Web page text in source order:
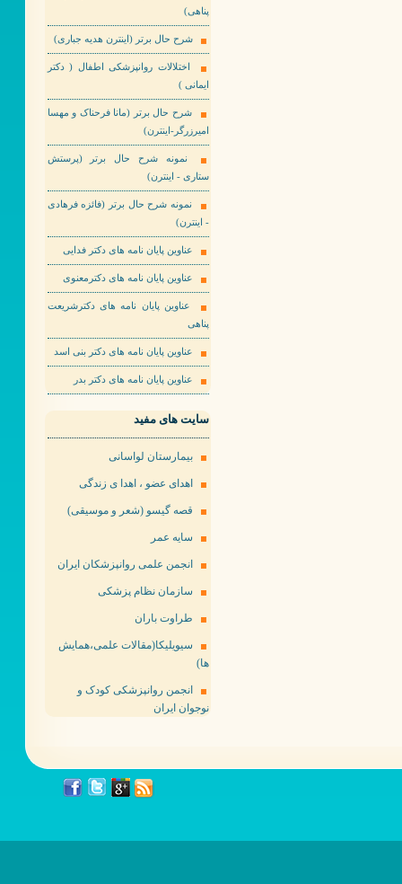
پناهی)
شرح حال برتر (اینترن هدیه جباری)
اختلالات روانپزشکی اطفال ( دکتر
ایمانی )
شرح حال برتر (مانا فرحناک و مهسا
امیرزرگر-اینترن)
نمونه شرح حال برتر (پرستش
ستاری - اینترن)
نمونه شرح حال برتر (فائزه فرهادی
- اینترن)
عناوین پایان نامه های دکتر فدایی
عناوین پایان نامه های دکترمعنوی
عناوین پایان نامه های دکترشریعت
پناهی
عناوین پایان نامه های دکتر بنی اسد
عناوین پایان نامه های دکتر بدر
سایت های مفید
بیمارستان لواسانی
اهدای عضو ، اهدا ی زندگی
قصه گیسو (شعر و موسیقی)
سایه عمر
انجمن علمی روانپزشکان ایران
سازمان نظام پزشکی
طراوت باران
سیویلیکا(مقالات علمی،همایش
ها)
انجمن روانپزشکی کودک و
نوجوان ایران